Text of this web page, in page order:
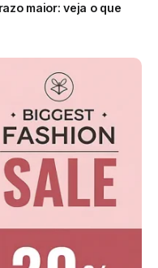
maior: veja o que